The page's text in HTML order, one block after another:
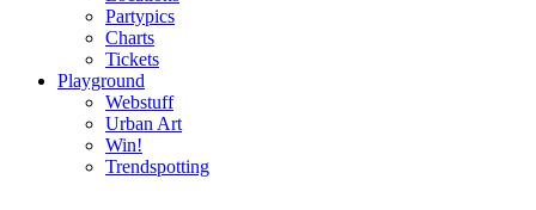
Partypics
Charts
Tickets
Playground
Webstuff
Urban Art
Win!
Trendspotting